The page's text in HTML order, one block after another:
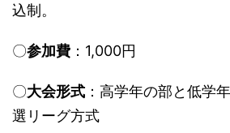
込制。
〇参加費 ：1,000円
〇大会形式 ：高学年の部と低学
選リーグ方式